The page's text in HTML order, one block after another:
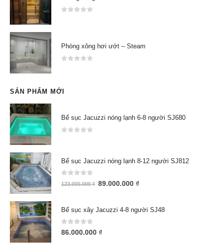
Phòng xông hơi ướt – Steam
SẢN PHẨM MỚI
Bể sục Jacuzzi nóng lạnh 6-8 người SJ680
Bể sục Jacuzzi nóng lạnh 8-12 người SJ812
out of 5
123.000.000₫ 89.000.000 ₫
Bể sục xây Jacuzzi 4-8 người SJ48
0out of 5
86.000.000 ₫